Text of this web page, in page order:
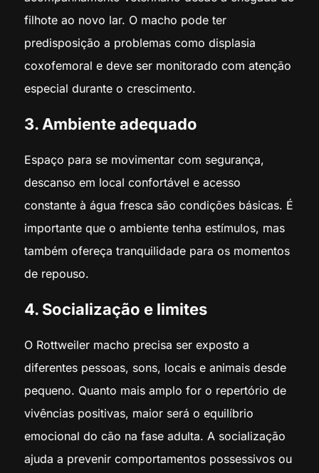
filhote ao novo lar. O macho pode ter
predisposição a problemas como displasia
coxofemoral e deve ser monitorado com atenção
especial durante o crescimento.
3. Ambiente adequado
Espaço para se movimentar com segurança,
descanso em local confortável e acesso
constante à água fresca são condições básicas. É
importante que o ambiente tenha estímulos, mas
também ofereça tranquilidade para os momentos
de repouso.
4. Socialização e limites
O Rottweiler macho precisa ser exposto a
diferentes pessoas, sons, locais e animais desde
pequeno. Quanto mais amplo for o repertório de
vivências positivas, maior será o equilíbrio
emocional do cão na fase adulta. A socialização
ajuda a prevenir comportamentos possessivos ou